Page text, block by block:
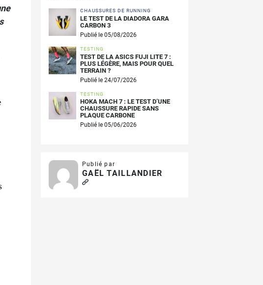
CHAUSSURES DE RUNNING
LE TEST DE LA DIADORA GARA
CARBON 3
Publié le 05/08/2026
TESTING
TEST DE LA ASICS FUJI LITE 7 :
PLUS LÉGÈRE, MAIS POUR QUEL
TERRAIN ?
Publié le 24/07/2026
TESTING
HOKA MACH 7 : LE TEST D’UNE
CHAUSSURE RAPIDE SANS
PLAQUE CARBONE
Publié le 05/06/2026
Publié par
GAËL TAILLANDIER